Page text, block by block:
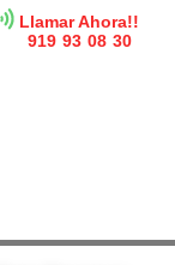
Llamar Ahora!!
919 93 08 30